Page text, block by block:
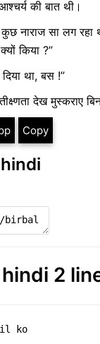
की बात थी।
नाराज सा लग रहा
किया ?”
था, बस !”
देख मुस्कराए
Copy
2
ko